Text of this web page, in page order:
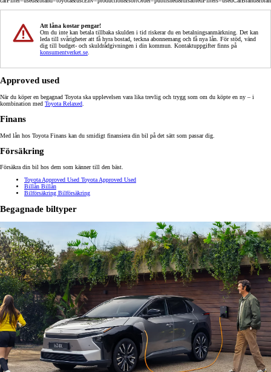
Att låna kostar pengar!
Om du inte kan betala tillbaka skulden i tid riskerar du en betalningsanmärkning. Det kan
leda till svårigheter att få hyra bostad, teckna abonnemang och få nya lån. För stöd, vänd
dig till budget- och skuldrådgivningen i din kommun. Kontaktuppgifter finns på
konsumentverket.se
Approved used
När du köper en begagnad Toyota ska upplevelsen vara lika trevlig och trygg som om du köpte en ny – i
kombination med Toyota Relaxed
Finans
Med lån hos Toyota Finans kan du smidigt finansiera din bil på det sätt som passar dig.
Försäkring
Försäkra din bil hos dem som känner till den bäst.
Toyota Approved Used Toyota Approved Used
Billån Billån
Bilförsäkring Bilförsäkring
Begagnade biltyper